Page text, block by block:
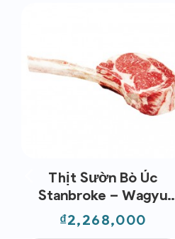
Thịt Sườn Bò Úc
Stanbroke – Wagyu
Tomahawk MB4/5
(~1.2kg)
Giá
₫2,268,000